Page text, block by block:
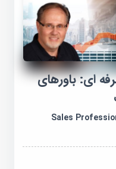
ای: باورهای
Sales